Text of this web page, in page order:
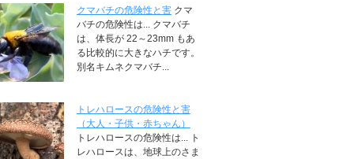
クマバチの危険性と害 クマ
バチの危険性は... クマバチ
は、体長が 22～23mm もあ
る比較的に大きなハチです。
別名キムネクマバチ...
トレハロースの危険性と害
（大人・子供・赤ちゃん）
トレハロースの危険性は... ト
レハロースは、地球上のさま